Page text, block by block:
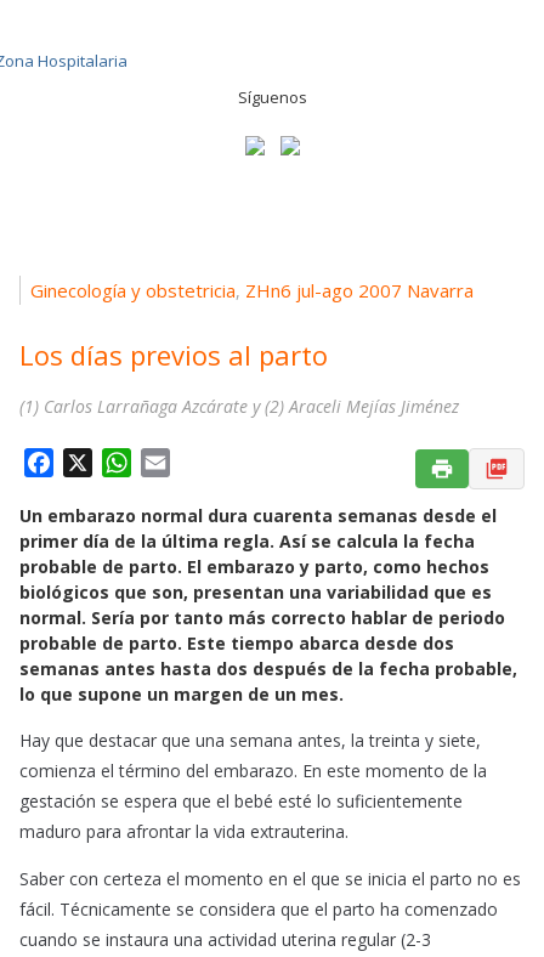
Síguenos
Ginecología y obstetricia, ZHn6 jul-ago 2007 Navarra
Los días previos al parto
(1) Carlos Larrañaga Azcárate y (2) Araceli Mejías Jiménez
c
e
b
o
o
k
W
a
t
s
A
p
p
a
i
l
Un embarazo normal dura cuarenta semanas desde el
primer día de la última regla. Así se calcula la fecha
probable de parto. El embarazo y parto, como hechos
biológicos que son, presentan una variabilidad que es
normal. Sería por tanto más correcto hablar de periodo
probable de parto. Este tiempo abarca desde dos
semanas antes hasta dos después de la fecha probable,
lo que supone un margen de un mes.
Hay que destacar que una semana antes, la treinta y siete,
comienza el término del embarazo. En este momento de la
gestación se espera que el bebé esté lo suficientemente
maduro para afrontar la vida extrauterina.
Saber con certeza el momento en el que se inicia el parto no es
fácil. Técnicamente se considera que el parto ha comenzado
cuando se instaura una actividad uterina regular (2-3